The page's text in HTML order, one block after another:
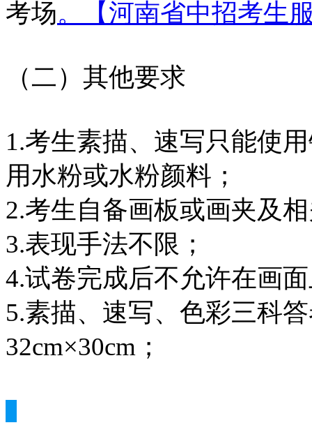
考场。【河南省中招考生
（二）其他要求
1.考生素描、速写只能使
用水粉或水粉颜料；
2.考生自备画板或画夹及
3.表现手法不限；
4.试卷完成后不允许在画
5.素描、速写、色彩三科
32cm×30cm；